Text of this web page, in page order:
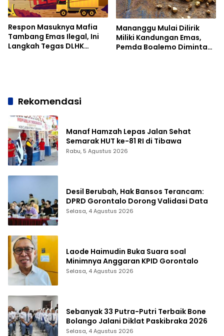
Respon Masuknya Mafia
Tambang Emas Ilegal, Ini
Langkah Tegas DLHK
Mananggu Mulai Dilirik
Miliki Kandungan Emas,
Pemda Boalemo Diminta
Rekomendasi
Manaf Hamzah Lepas Jalan Sehat
Semarak HUT ke-81 RI di Tibawa
Rabu, 5 Agustus 2026
Desil Berubah, Hak Bansos Terancam:
DPRD Gorontalo Dorong Validasi Data
Selasa, 4 Agustus 2026
Laode Haimudin Buka Suara soal
Minimnya Anggaran KPID Gorontalo
Selasa, 4 Agustus 2026
Sebanyak 33 Putra-Putri Terbaik Bone
Bolango Jalani Diklat Paskibraka 2026
Selasa, 4 Agustus 2026